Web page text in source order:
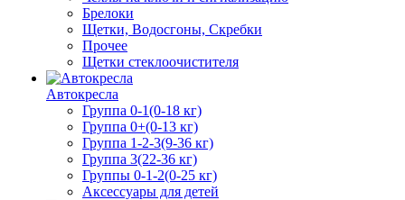
Брелоки
Щетки, Водосгоны, Скребки
Прочее
Щетки стеклоочистителя
Автокресла
Группа 0-1(0-18 кг)
Группа 0+(0-13 кг)
Группа 1-2-3(9-36 кг)
Группа 3(22-36 кг)
Группы 0-1-2(0-25 кг)
Аксессуары для детей